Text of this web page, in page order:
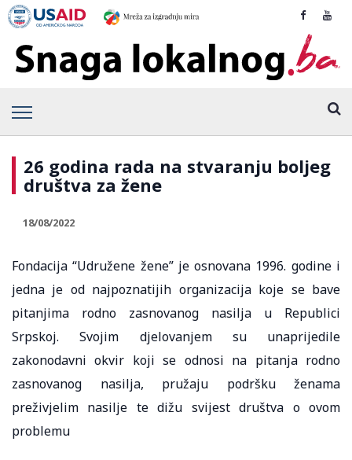
26 godina rada na stvaranju boljeg
društva za žene
18/08/2022
Fondacija “Udružene žene” je osnovana 1996. godine i
jedna je od najpoznatijih organizacija koje se bave
pitanjima rodno zasnovanog nasilja u Republici
Srpskoj. Svojim djelovanjem su unaprijedile
zakonodavni okvir koji se odnosi na pitanja rodno
zasnovanog nasilja, pružaju podršku ženama
preživjelim nasilje te dižu svijest društva o ovom
problemu